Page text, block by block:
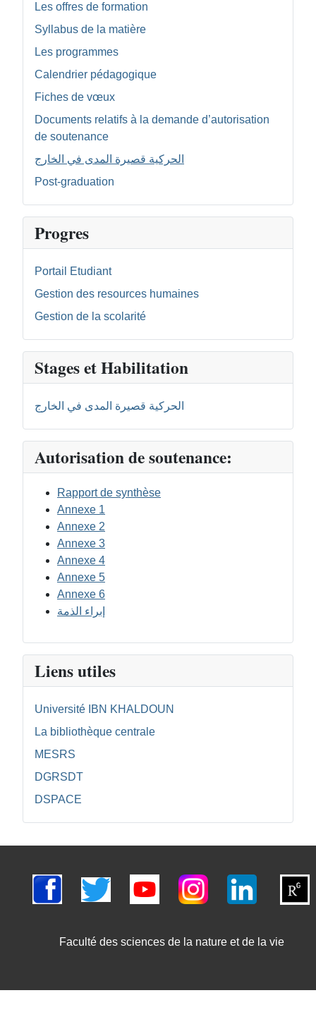
Les offres de formation
Syllabus de la matière
Les programmes
Calendrier pédagogique
Fiches de vœux
Documents relatifs à la demande d’autorisation
de soutenance
الحركية قصيرة المدى في الخارج
Post-graduation
Progres
Portail Etudiant
Gestion des resources humaines
Gestion de la scolarité
Stages et Habilitation
الحركية قصيرة المدى في الخارج
Autorisation de soutenance:
Rapport de synthèse
Annexe 1
Annexe 2
Annexe 3
Annexe 4
Annexe 5
Annexe 6
إبراء الذمة
Liens utiles
Université IBN KHALDOUN
La bibliothèque centrale
MESRS
DGRSDT
DSPACE
Faculté des sciences de la nature et de la vie